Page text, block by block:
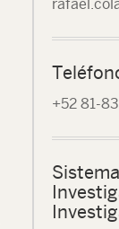
+52 81-